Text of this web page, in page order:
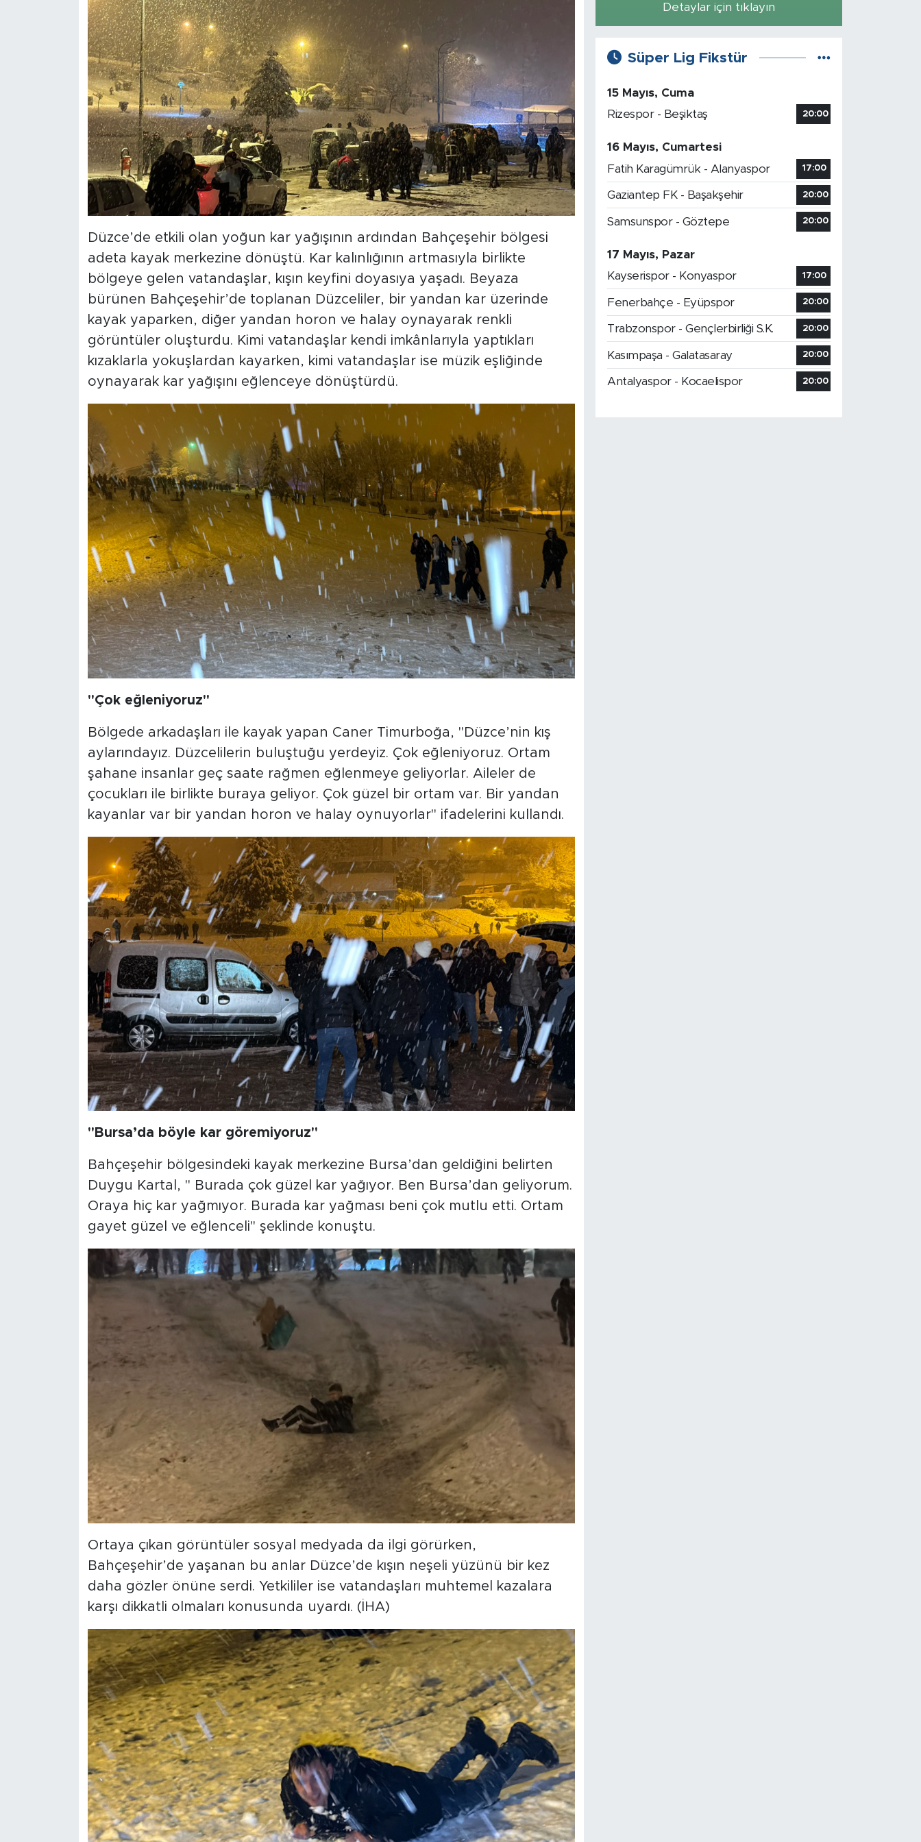
Düzce’de etkili olan yoğun kar yağışının ardından Bahçeşehir bölgesi
adeta kayak merkezine dönüştü. Kar kalınlığının artmasıyla birlikte
bölgeye gelen vatandaşlar, kışın keyfini doyasıya yaşadı. Beyaza
bürünen Bahçeşehir’de toplanan Düzceliler, bir yandan kar üzerinde
kayak yaparken, diğer yandan horon ve halay oynayarak renkli
görüntüler oluşturdu. Kimi vatandaşlar kendi imkânlarıyla yaptıkları
kızaklarla yokuşlardan kayarken, kimi vatandaşlar ise müzik eşliğinde
oynayarak kar yağışını eğlenceye dönüştürdü.
"Çok eğleniyoruz"
Bölgede arkadaşları ile kayak yapan Caner Timurboğa, "Düzce’nin kış
aylarındayız. Düzcelilerin buluştuğu yerdeyiz. Çok eğleniyoruz. Ortam
şahane insanlar geç saate rağmen eğlenmeye geliyorlar. Aileler de
çocukları ile birlikte buraya geliyor. Çok güzel bir ortam var. Bir yandan
kayanlar var bir yandan horon ve halay oynuyorlar" ifadelerini kullandı.
"Bursa’da böyle kar göremiyoruz"
Bahçeşehir bölgesindeki kayak merkezine Bursa’dan geldiğini belirten
Duygu Kartal, " Burada çok güzel kar yağıyor. Ben Bursa’dan geliyorum.
Oraya hiç kar yağmıyor. Burada kar yağması beni çok mutlu etti. Ortam
gayet güzel ve eğlenceli" şeklinde konuştu.
Ortaya çıkan görüntüler sosyal medyada da ilgi görürken,
Bahçeşehir’de yaşanan bu anlar Düzce’de kışın neşeli yüzünü bir kez
daha gözler önüne serdi. Yetkililer ise vatandaşları muhtemel kazalara
karşı dikkatli olmaları konusunda uyardı. (İHA)
Detaylar için tıklayın
Süper Lig Fikstür
15 Mayıs, Cuma
Rizespor - Beşiktaş
20:00
16 Mayıs, Cumartesi
Fatih Karagümrük - Alanyaspor
17:00
Gaziantep FK - Başakşehir 20:00
Samsunspor - Göztepe 20:00
17 Mayıs, Pazar
Kayserispor - Konyaspor
17:00
Fenerbahçe - Eyüpspor 20:00
Trabzonspor - Gençlerbirliği S.K. 20:00
Kasımpaşa - Galatasaray 20:00
Antalyaspor - Kocaelispor 20:00